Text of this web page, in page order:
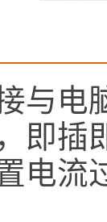
与电
即插
电流